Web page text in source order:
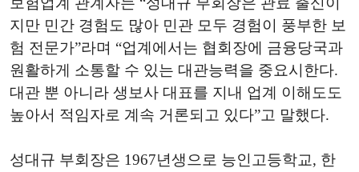
지만 민간 경험도 많아 민관 모두 경험이 풍부한 보
험 전문가”라며 “업계에서는 협회장에 금융당국과
원활하게 소통할 수 있는 대관능력을 중요시한다.
대관 뿐 아니라 생보사 대표를 지내 업계 이해도도
높아서 적임자로 계속 거론되고 있다”고 말했다.
성대규 부회장은 1967년생으로 능인고등학교, 한